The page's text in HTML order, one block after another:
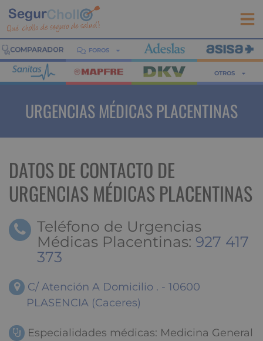
FOROS
OTROS
URGENCIAS MÉDICAS PLACENTINAS
DATOS DE CONTACTO DE
URGENCIAS MÉDICAS PLACENTINAS
Teléfono de Urgencias
Médicas Placentinas: 927 417
373
C/ Atención A Domicilio . - 10600
PLASENCIA (Caceres)
Especialidades médicas: Medicina General